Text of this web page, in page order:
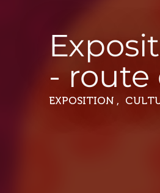
- route
EXPOSITION ,